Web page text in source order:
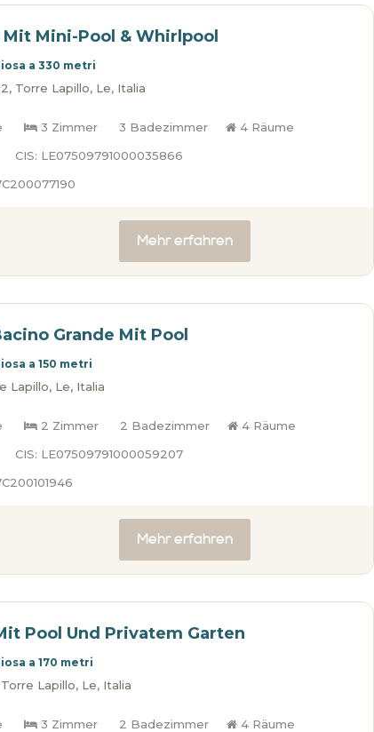
Mit Mini-Pool & Whirlpool
a 330 metri
Torre Lapillo, Le, Italia
3 Zimmer 3 Badezimmer
4 Räume
CIS: LE07509791000035866
Mehr erfahren
Grande Mit Pool
a 150 metri
Lapillo, Le, Italia
2 Zimmer 2 Badezimmer
4 Räume
CIS: LE07509791000059207
Mehr erfahren
Pool Und Privatem Garten
a 170 metri
Lapillo, Le, Italia
3 Zimmer 2 Badezimmer
4 Räume